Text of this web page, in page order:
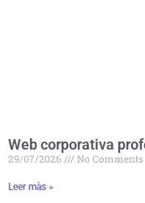
Web corporativa
29/07/2026 No Comments
Leer màs »